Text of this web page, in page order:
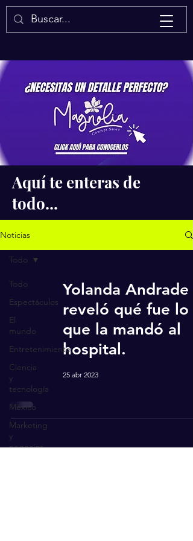
Isaac Quintal
Aquí te enteras de
todo...
Noticias
Todo
Espectáculos
El
mundo
Entretenimiento
Ciencia
y
tecnología
México
Marketing
y
negocios
Todo
Yolanda Andrade
reveló qué fue lo
que la mandó al
hospital.
25 abr 2023